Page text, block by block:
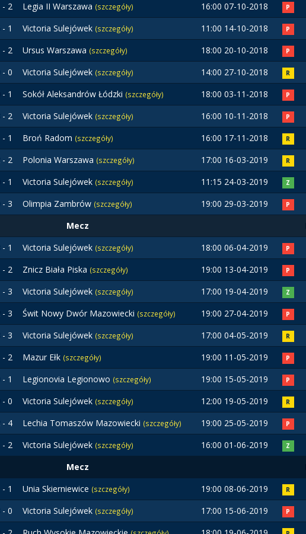
- 2 Legia II Warszawa (szczegóły) 16:00 07-10-2018 P
1 Victoria Sulejówek (szczegóły) 11:00 14-10-2018 P
- 2 Ursus Warszawa (szczegóły) 18:00 20-10-2018 P
- 0 Victoria Sulejówek (szczegóły) 14:00 27-10-2018 R
1 Sokół Aleksandrów Łódzki (szczegóły) 18:00 03-11-2018 P
- 2 Victoria Sulejówek (szczegóły) 16:00 10-11-2018 P
- 1 Broń Radom (szczegóły) 16:00 17-11-2018 R
- 2 Polonia Warszawa (szczegóły) 17:00 16-03-2019 R
1 Victoria Sulejówek (szczegóły) 11:15 24-03-2019 Z
- 3 Olimpia Zambrów (szczegóły) 19:00 29-03-2019 P
Mecz
1 Victoria Sulejówek (szczegóły) 18:00 06-04-2019 P
- 2 Znicz Biała Piska (szczegóły) 19:00 13-04-2019 P
- 3 Victoria Sulejówek (szczegóły) 17:00 19-04-2019 Z
- 3 Świt Nowy Dwór Mazowiecki (szczegóły) 19:00 27-04-2019 P
- 3 Victoria Sulejówek (szczegóły) 17:00 04-05-2019 R
- 2 Mazur Ełk (szczegóły) 19:00 11-05-2019 P
1 Legionovia Legionowo (szczegóły) 19:00 15-05-2019 P
- 0 Victoria Sulejówek (szczegóły) 12:00 19-05-2019 R
- 4 Lechia Tomaszów Mazowiecki (szczegóły) 19:00 25-05-2019 P
- 2 Victoria Sulejówek (szczegóły) 16:00 01-06-2019 Z
Mecz
- 1 Unia Skierniewice (szczegóły) 19:00 08-06-2019 R
- 0 Victoria Sulejówek (szczegóły) 17:00 15-06-2019 P